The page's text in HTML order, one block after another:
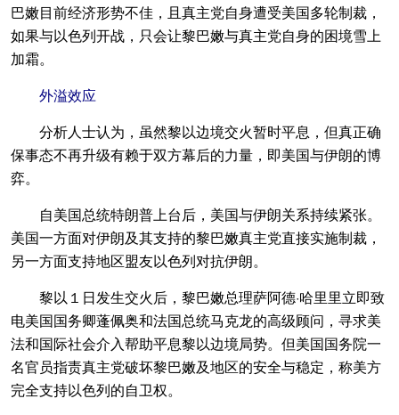
巴嫩目前经济形势不佳，且真主党自身遭受美国多轮制裁，
如果与以色列开战，只会让黎巴嫩与真主党自身的困境雪上
加霜。
外溢效应
分析人士认为，虽然黎以边境交火暂时平息，但真正确
保事态不再升级有赖于双方幕后的力量，即美国与伊朗的博
弈。
自美国总统特朗普上台后，美国与伊朗关系持续紧张。
美国一方面对伊朗及其支持的黎巴嫩真主党直接实施制裁，
另一方面支持地区盟友以色列对抗伊朗。
黎以１日发生交火后，黎巴嫩总理萨阿德·哈里里立即致
电美国国务卿蓬佩奥和法国总统马克龙的高级顾问，寻求美
法和国际社会介入帮助平息黎以边境局势。但美国国务院一
名官员指责真主党破坏黎巴嫩及地区的安全与稳定，称美方
完全支持以色列的自卫权。